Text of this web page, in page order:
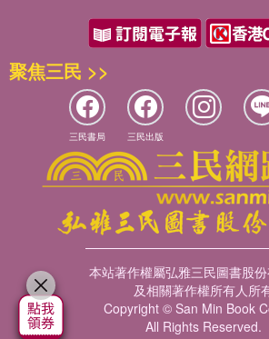
聚焦三民 >>
三民書局 三民出版
本站著作權屬弘雅三民圖書股
及相關著作權所有人所
Copyright © San Min Book
All Rights Reserved.